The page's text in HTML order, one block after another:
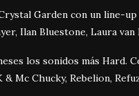
Garden con un line-
Ilan Bluestone, Laura
los sonidos más Hard.
Mc Chucky, Rebelion,